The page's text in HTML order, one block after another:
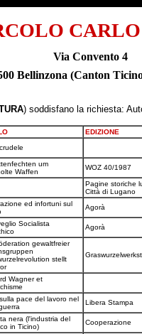
Via Convento 4
Bellinzona (Canton
) soddisfano la richiesta:
EDIZIONE
um
Waffen
WOZ 40/1987
Pagine storiche
Città di Lugano
ed infortuni sul
Agorà
Socialista
Agorà
gewaltfreier
stellt
Wagner et
pace del lavoro nel
Libera Stampa
nera (l'industria del
in Ticino)
Cooperazione